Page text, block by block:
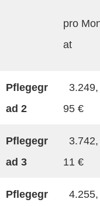
pro
at
Pflegegr
ad 2
3.249,
95 €
Pflegegr
ad 3
3.742,
11 €
Pflegegr
4.255,